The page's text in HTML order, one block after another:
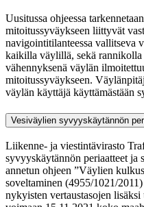
Uusitussa ohjeessa
mitoitussyväykseen liittyvät
navigointitilanteessa vallitseva
kaikilla väylillä, sekä rannikolla
vähennyksenä väylän
mitoitussyväykseen.
väylän käyttäjä käyttämästään
Vesiväylien syvyyskäytännön
Liikenne- ja viestintävirasto
syvyyskäytännön periaatteet ja
annetun ohjeen ”Väylien
soveltaminen (4955/1021/
nykyisten vertaustasojen